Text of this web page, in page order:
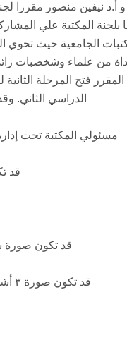
و أ.د نيفين منصور
بلجنة المكتبة علي
الجامعية حيث تحوي
من علماء وشخصبات
الدراسي الثاني.
مسئولي المكتبة تحت